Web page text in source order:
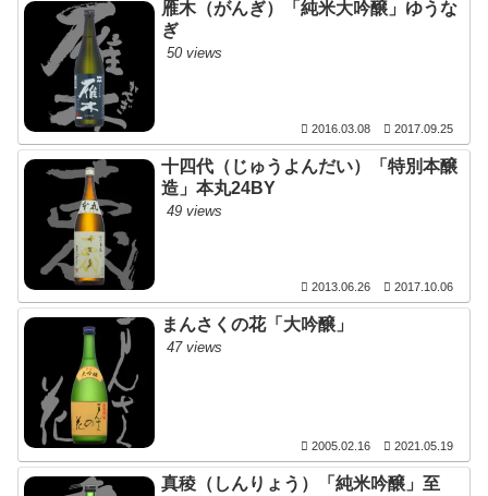
雁木（がんぎ）「純米大吟醸」ゆうな
ぎ
50 views
2016.03.08 2017.09.25
十四代（じゅうよんだい）「特別本醸
造」本丸24BY
49 views
2013.06.26 2017.10.06
まんさくの花「大吟醸」
47 views
2005.02.16 2021.05.19
真稜（しんりょう）「純米吟醸」至